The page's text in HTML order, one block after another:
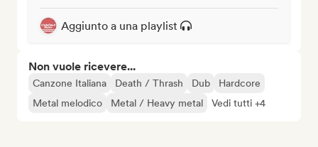
Aggiunto a una playlist
Non vuole ricevere...
Canzone Italiana Death / Thrash Dub
Hardcore
Metal melodico
Metal / Heavy metal Vedi tutti +4